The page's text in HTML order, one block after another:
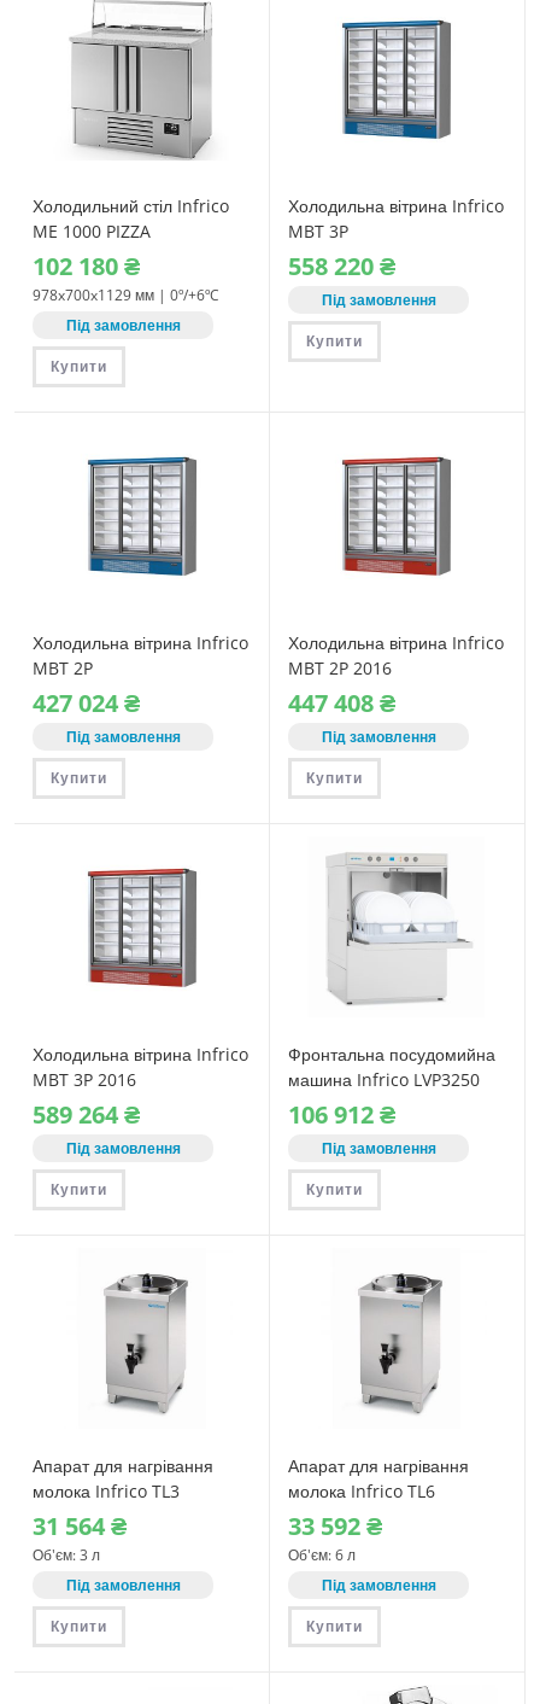
Холодильний стіл Infrico
ME 1000 PIZZA
102‎ 180₴
978x700x1129 мм | 0º/+6ºC
Під замовлення
Купити
Холодильна вітрина Infrico
MBT 3P
558‎ 220₴
Під замовлення
Купити
Холодильна вітрина Infrico
MBT 2P
427‎ 024₴
Під замовлення
Купити
Холодильна вітрина Infrico
MBT 2P 2016
447‎ 408₴
Під замовлення
Купити
Холодильна вітрина Infrico
MBT 3P 2016
589‎ 264₴
Під замовлення
Купити
Фронтальна посудомийна
машина Infrico LVP3250
106‎ 912₴
Під замовлення
Купити
Апарат для нагрівання
молока Infrico TL3
31‎ 564₴
Об'єм: 3 л
Під замовлення
Купити
Апарат для нагрівання
молока Infrico TL6
33‎ 592₴
Об'єм: 6 л
Під замовлення
Купити